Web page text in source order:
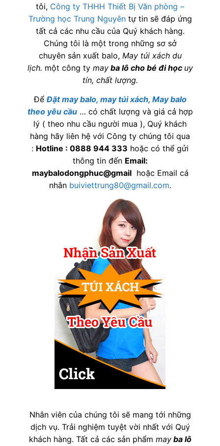
tôi, Công ty THHH Thiết Bị Văn phòng –
Trường học Trung Nguyêntự tin sẽ đáp ứng
tất cả các nhu cầu của Quý khách hàng.
Chúng tôi là một trong những sơ sở
chuyên sản xuất balo, May túi xách du
lịch. một công tymayba lô cho bé đi học uy
tín, chất lượng.
ĐểĐặt may balo, may túi xách, May balo
theo yêu cầu… có chất lượng và giá cả hợp
lý ( theo nhu cầu người mua ), Quý khách
hàng hãy liên hệ với Công ty chúng tôi qua
: Hotline : 0888 944 333 hoặc có thể gửi
thông tin đến Email:
maybalodongphuc@gmailhoặc Email cá
nhân buiviettrung80@gmail.com.
Nhân viên của chúng tôi sẽ mang tới những
dịch vụ. Trải nghiệm tuyệt vời nhất với Quý
khách hàng. Tất cả các sản phẩm mayba lô